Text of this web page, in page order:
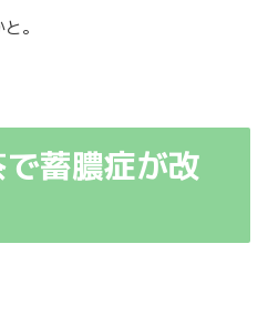
。
蓄膿症が改